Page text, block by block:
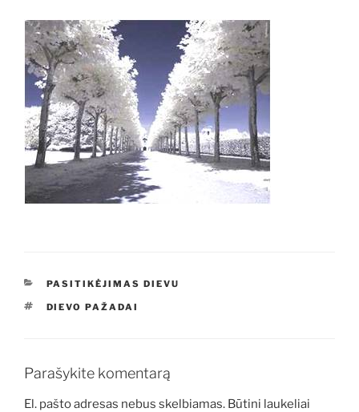
KATEGORIJOS
PASITIKĖJIMAS DIEVU
ŽYMOS
DIEVO PAŽADAI
Parašykite komentarą
El. pašto adresas nebus skelbiamas. Būtini laukeliai